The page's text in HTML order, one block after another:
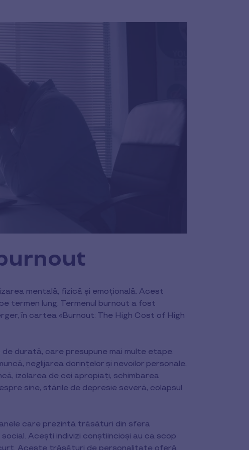
mentală, fizică și emoțională. Acest
termen lung. Termenul burnout a fost
în cartea «Burnout: The High Cost of High
durată, care presupune mai multe etape.
neglijarea dorințelor și nevoilor personale,
izolarea de cei apropiați, schimbarea
sine, stările de depresie severă, colapsul
care prezintă trăsături din sfera
Acești indivizi conștiincioși au ca scop